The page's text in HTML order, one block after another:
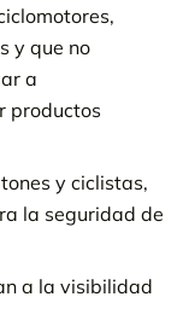
y que no
a
productos
y ciclistas,
la seguridad de
a la visibilidad